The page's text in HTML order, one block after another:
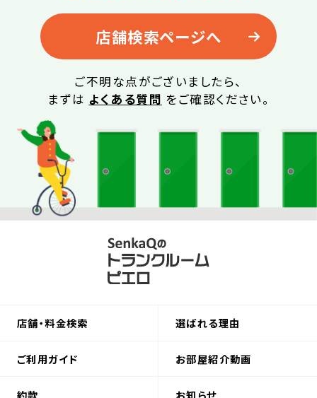
店舗検索ページへ
ご不明な点がございましたら、
まずは よくある質問 をご確認ください。
店舗・料金検索 選ばれる理由
ご利用ガイド お部屋紹介動画
約款 お知らせ